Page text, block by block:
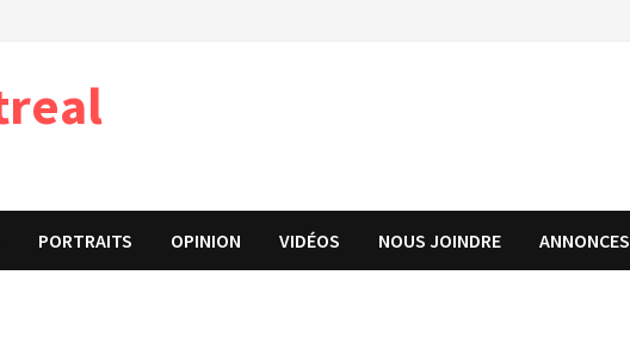
PORTRAITS OPINION VIDÉOS NOUS JOINDRE ANNONCES